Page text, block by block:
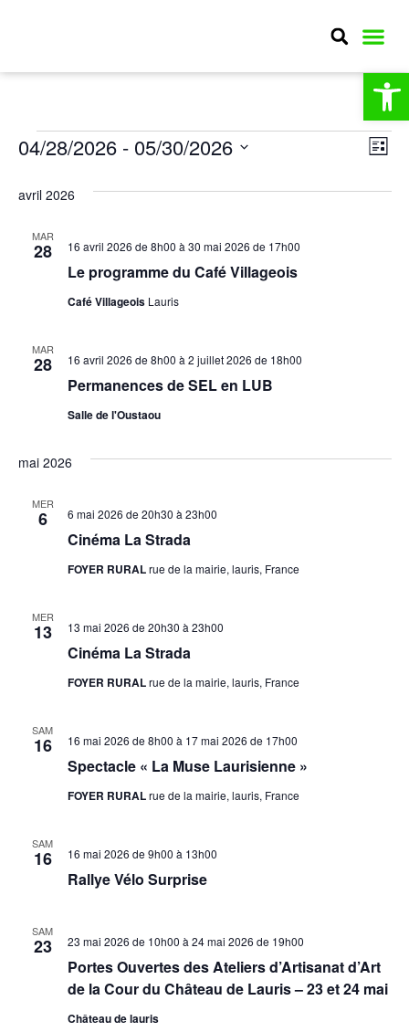
Liste
04/28/2026 - 05/30/2026
date.
avril 2026
MAR
28
Le programme du Café Villageois
16 avril 2026 de 8h00 à 30 mai 2026 de 17h00
Café Villageois Lauris
MAR
28
Permanences de SEL en LUB
16 avril 2026 de 8h00 à 2 juillet 2026 de 18h00
Salle de l'Oustaou
mai 2026
MER
6
Cinéma La Strada
6 mai 2026 de 20h30 à 23h00
FOYER RURALrue de la mairie, lauris, France
MER
13
Cinéma La Strada
13 mai 2026 de 20h30 à 23h00
FOYER RURALrue de la mairie, lauris, France
SAM
16
Spectacle « La Muse Laurisienne »
16 mai 2026 de 8h00 à 17 mai 2026 de 17h00
FOYER RURALrue de la mairie, lauris, France
SAM
16
Rallye Vélo Surprise
16 mai 2026 de 9h00 à 13h00
SAM
23
Portes Ouvertes des Ateliers d’Artisanat d’Art
de la Cour du Château de Lauris – 23 et 24 mai
23 mai 2026 de 10h00 à 24 mai 2026 de 19h00
Château de lauris